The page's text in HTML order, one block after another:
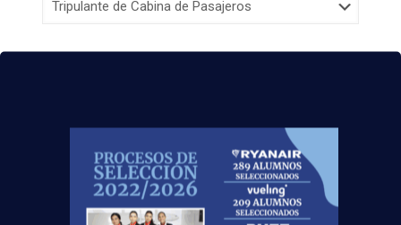
Acepto laPolítica de Privacidad